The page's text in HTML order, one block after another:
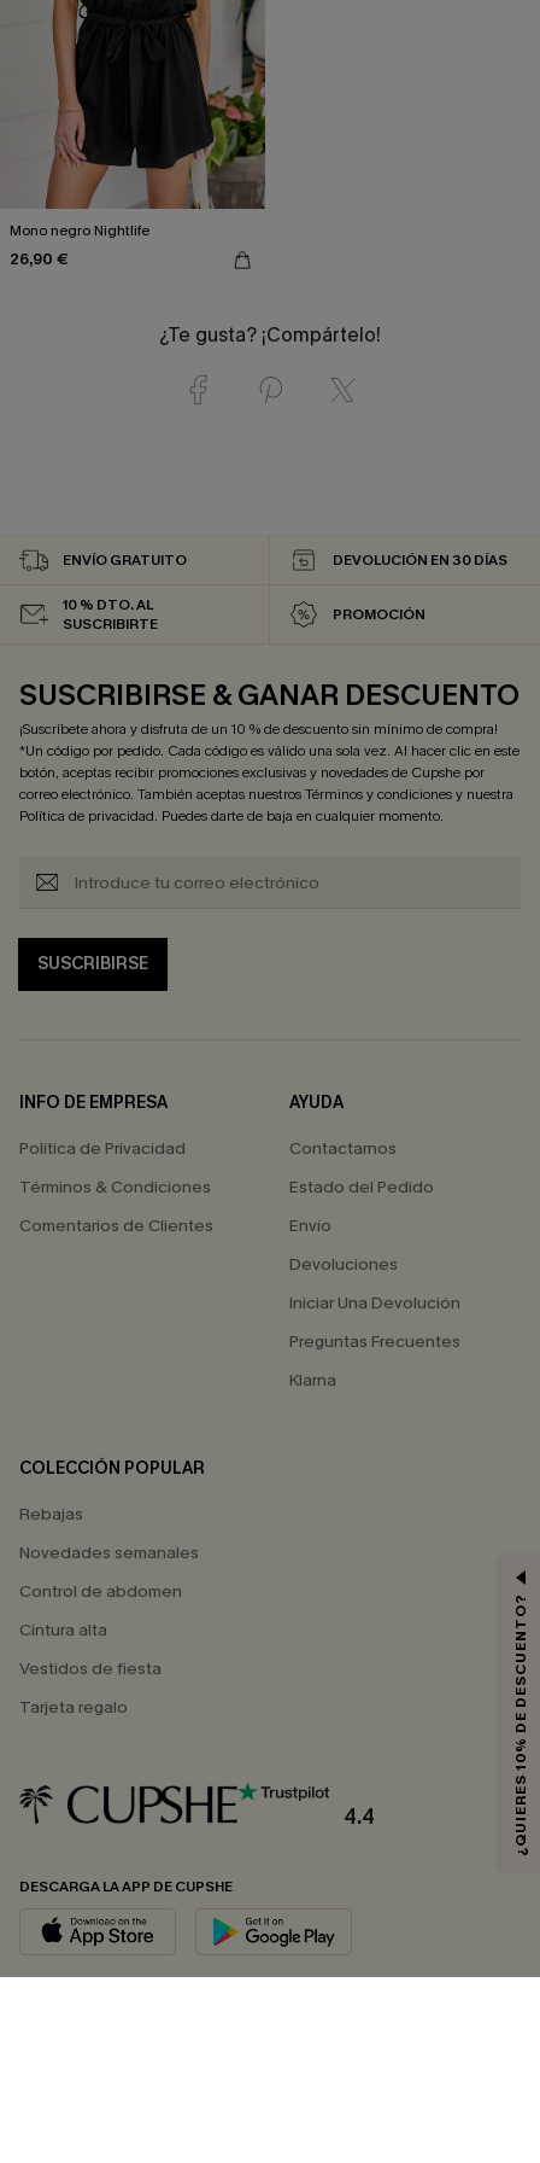
Mono negro Nightlife
26,90 €
¿Te gusta? ¡Compártelo!
ENVÍO GRATUITO DEVOLUCIÓN EN 30 DÍAS
10 % DTO. AL
SUSCRIBIRTE
PROMOCIÓN
SUSCRIBIRSE & GANAR DESCUENTO
¡Suscríbete ahora y disfruta de un 10 % de descuento sin mínimo de compra!
*Un código por pedido. Cada código es válido una sola vez. Al hacer clic en este
botón, aceptas recibir promociones exclusivas y novedades de Cupshe por
correo electrónico. También aceptas nuestrosTérminos y condicionesy nuestra
Política de privacidad. Puedes darte de baja en cualquier momento.
SUSCRIBIRSE
INFO DE EMPRESA
Política de Privacidad
Términos & Condiciones
Comentarios de Clientes
AYUDA
Contactarnos
Estado del Pedido
Envío
Devoluciones
Iniciar Una Devolución
Preguntas Frecuentes
Klarna
COLECCIÓN POPULAR
Rebajas
Novedades semanales
Control de abdomen
Cintura alta
Vestidos de fiesta
Tarjeta regalo
4.4
DESCARGA LA APP DE CUPSHE
¿QUIERES 10% DE DESCUENTO?